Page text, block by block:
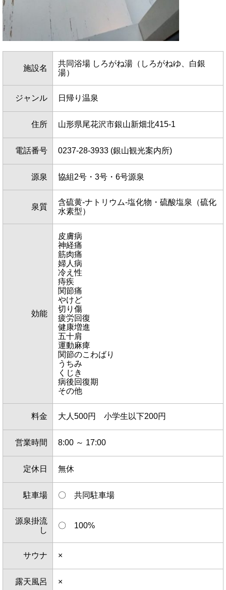
施設名
共同浴場 しろがね湯（しろがねゆ、白銀
湯）
ジャンル 日帰り温泉
住所 山形県尾花沢市銀山新畑北415-1
電話番号 0237-28-3933 (銀山観光案内所)
源泉 協組2号・3号・6号源泉
泉質
含硫黄-ナトリウム-塩化物・硫酸塩泉（硫化
水素型）
効能
皮膚病
神経痛
筋肉痛
婦人病
冷え性
痔疾
関節痛
やけど
切り傷
疲労回復
健康増進
五十肩
運動麻痺
関節のこわばり
うちみ
くじき
病後回復期
その他
料金 大人500円 小学生以下200円
営業時間 8:00 ～ 17:00
定休日 無休
駐車場 〇 共同駐車場
源泉掛流
し
〇 100%
サウナ ×
露天風呂 ×